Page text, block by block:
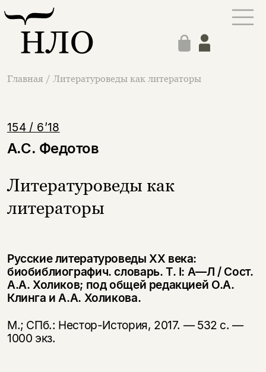
Главная / Литературоведы как литераторы
154 / 6’18
А.С. Федотов
Литературоведы как
литераторы
Русские литературоведы XX века:
биобиблиографич. словарь. Т. I: А—Л / Сост.
А.А. Холиков; под общей редакцией О.А.
Клинга и А.А. Холикова.
М.; СПб.: Нестор-История, 2017. — 532 с. —
1000 экз.